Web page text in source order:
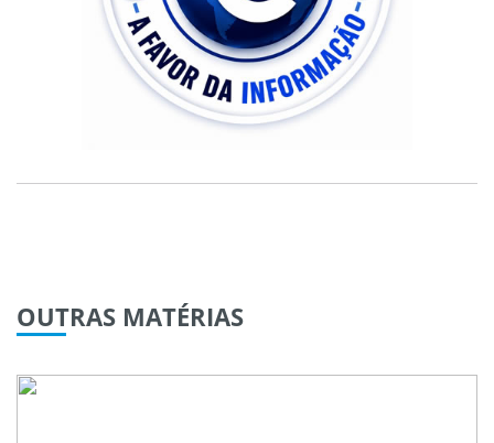
OUTRAS MATÉRIAS